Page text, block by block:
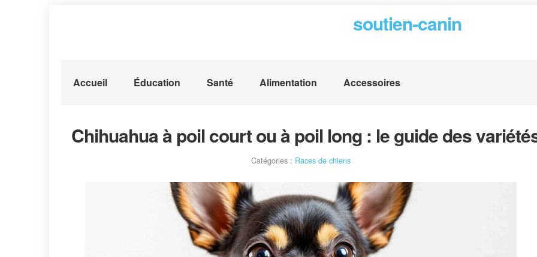
soutien-canin
Accueil Éducation Santé Alimentation Accessoires
Chihuahua à poil court ou à poil long : le guide des
Catégories : Races de chiens